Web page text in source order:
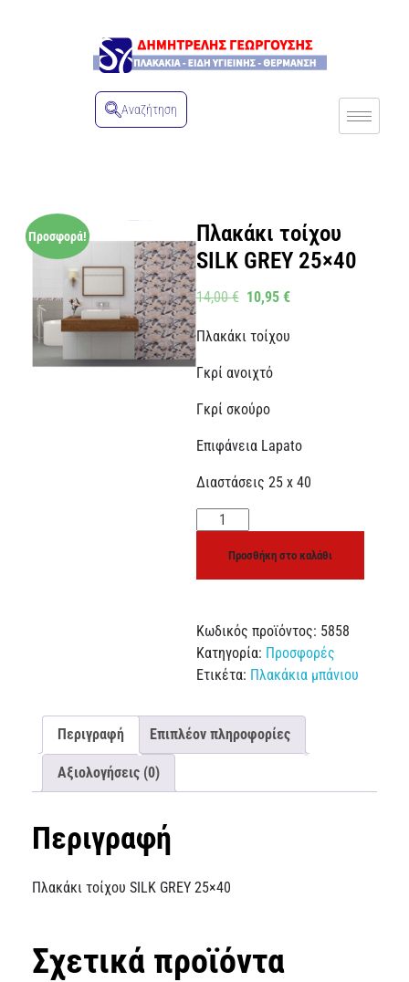
Αναζήτηση
Προσφορά!
Πλακάκι τοίχου
SILK GREY 25×40
14,00€ 10,95€
Πλακάκι τοίχου
Γκρί ανοιχτό
Γκρί σκούρο
Επιφάνεια Lapato
Διαστάσεις 25 x 40
Προσθήκη στο καλάθι
Κωδικός προϊόντος: 5858
Κατηγορία: Προσφορές
Ετικέτα: Πλακάκια μπάνιου
Περιγραφή Επιπλέον πληροφορίες
Αξιολογήσεις (0)
Περιγραφή
Πλακάκι τοίχου SILK GREY 25×40
Σχετικά προϊόντα